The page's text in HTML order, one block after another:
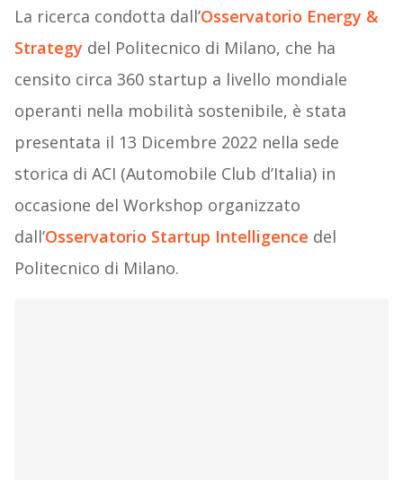
La ricerca condotta dall’Osservatorio Energy &
Strategy del Politecnico di Milano, che ha
censito circa 360 startup a livello mondiale
operanti nella mobilità sostenibile, è stata
presentata il 13 Dicembre 2022 nella sede
storica di ACI (Automobile Club d’Italia) in
occasione del Workshop organizzato
dall’Osservatorio Startup Intelligence del
Politecnico di Milano.